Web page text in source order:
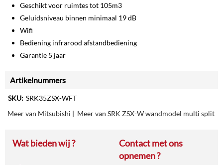
Geschikt voor ruimtes tot 105m3
Geluidsniveau binnen minimaal 19 dB
Wifi
Bediening infrarood afstandbediening
Garantie 5 jaar
Artikelnummers
SKU: SRK35ZSX-WFT
Meer van Mitsubishi | Meer van SRK ZSX-W wandmodel multi split
Wat bieden wij ?
Contact met ons
opnemen ?